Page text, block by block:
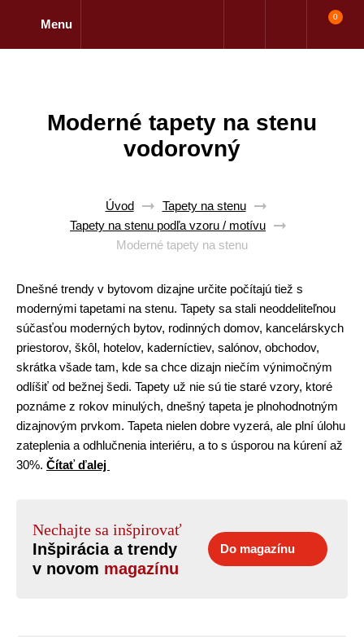
Menu
0
Moderné tapety na stenu
vodorovný
Úvod
Tapety na stenu
Tapety na stenu podľa vzoru / motívu
Moderné tapety na stenu
Dnešné trendy v bytovom dizajne určite počítajú tiež s
modernými tapetami na stenu. Tapety sa stali neoddeliteľnou
súčasťou moderných bytov, rodinných domov, kancelárskych
priestorov, škôl, hotelov, kaderníctiev, salónov, obchodov,
skrátka všade tam, kde sa chce dizajn niečím výnimočným
odlíšiť od bežnej šedi. Tapety už nie sú tie staré vzory, ktoré
poznáme z rokov minulých, dnešný tapeta je plnohodnotným
dizajnovým prvkom. Tapeta nielen dobre vyzerá, ale plní úlohu
zateplenia a odhlučnenia interiéru, a to s úsporou na kúrení až
30%. Čítať ďalej
Nechajte sa inšpirovať
Inšpirácia a trendy
v novom magazínu
Do magazínu